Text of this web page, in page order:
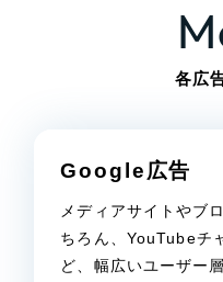
各広
Google広告
メディアサイトやブ
ちろん、YouTubeチ
ど、幅広いユーザー